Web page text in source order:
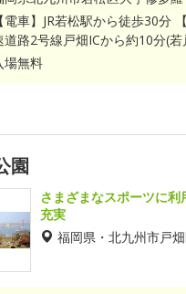
【電車】JR若松駅から徒歩30分
道路2号線戸畑ICから約10分(
場無料
園
さまざまなスポーツに
充実
福岡県・北九州市戸